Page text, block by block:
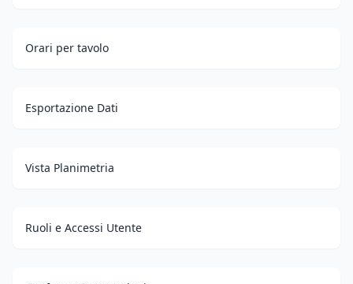
Orari per tavolo
Esportazione Dati
Vista Planimetria
Ruoli e Accessi Utente